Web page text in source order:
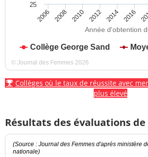
Année d'obtention
Collège George Sand
2006 2008 2010 2012 2014 2016
25
© Journal des Femmes 2026
Collèges où le taux de réussite avec
plus élevé
Résultats des évaluations
(Source : Journal des Femmes d'après ministère
nationale)